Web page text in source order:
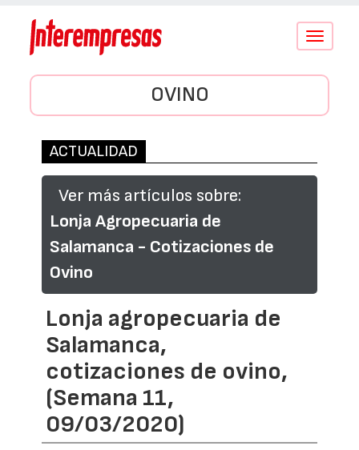
Conmutar
OVINO
ACTUALIDAD
Ver más artículos sobre:
Lonja Agropecuaria de
Salamanca - Cotizaciones de
Ovino
Lonja agropecuaria de
Salamanca,
cotizaciones de ovino,
(Semana 11,
09/03/2020)